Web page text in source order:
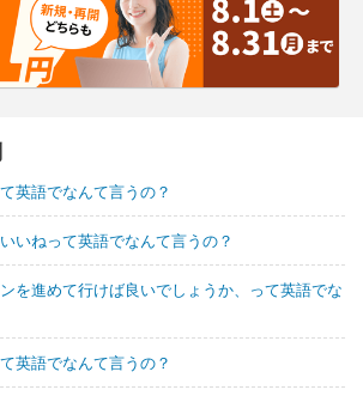
英語でなんて言うの？
いねって英語でなんて言うの？
を進めて行けば良いでしょうか、って英語でな
英語でなんて言うの？